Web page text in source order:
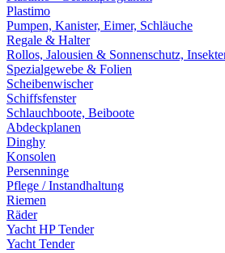
Plastimo
Pumpen, Kanister, Eimer, Schläuche
Regale & Halter
Rollos, Jalousien & Sonnenschutz,
Spezialgewebe & Folien
Scheibenwischer
Schiffsfenster
Schlauchboote, Beiboote
Abdeckplanen
Dinghy
Konsolen
Persenninge
Pflege / Instandhaltung
Riemen
Räder
Yacht HP Tender
Yacht Tender